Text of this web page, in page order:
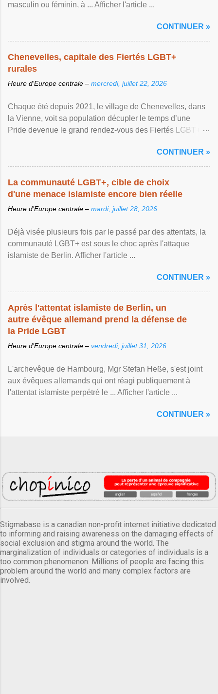
masculin ou féminin, à ... Afficher l'article ...
CONTINUER »
Chenevelles, capitale des Fiertés LGBT+
rurales
Heure d’Europe centrale – mercredi, juillet 22, 2026
Chaque été depuis 2021, le village de Chenevelles, dans
la Vienne, voit sa population décupler le temps d’une
Pride devenue le grand rendez-vous des Fiertés LGBT+
CONTINUER »
La communauté LGBT+, cible de choix
d'une menace islamiste encore bien réelle
Heure d’Europe centrale – mardi, juillet 28, 2026
Déjà visée plusieurs fois par le passé par des attentats, la
communauté LGBT+ est sous le choc après l'attaque
islamiste de Berlin. Afficher l'article ...
CONTINUER »
Après l'attentat islamiste de Berlin, un
autre évêque allemand prend la défense de
la Pride LGBT
Heure d’Europe centrale – vendredi, juillet 31, 2026
L'archevêque de Hambourg, Mgr Stefan Heße, s'est joint
aux évêques allemands qui ont réagi publiquement à
l'attentat islamiste perpétré le ... Afficher l'article ...
CONTINUER »
Stigmabase is a canadian non-profit internet initiative dedicated
to informing and raising awareness on the damaging effects of
social exclusion and stigma around the world. The
marginalization of individuals or categories of individuals is a
too common phenomenon. Millions of people are facing this
problem around the world and many complex factors are
involved.